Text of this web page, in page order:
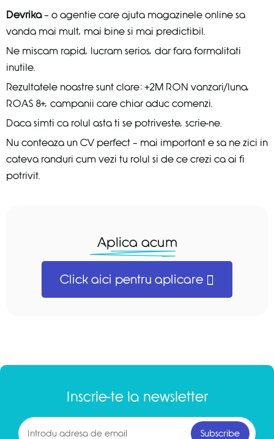
Devrika– o agentie care ajuta magazinele online sa
vanda mai mult, mai bine si mai predictibil.
Ne miscam rapid, lucram serios, dar fara formalitati
inutile.
Rezultatele noastre sunt clare: +2M RON vanzari/luna,
ROAS 8+, campanii care chiar aduc comenzi.
Daca simti ca rolul asta ti se potriveste, scrie-ne.
Nu conteaza un CV perfect – mai important e sa ne zici in
cateva randuri cum vezi tu rolul si de ce crezi ca ai fi
potrivit.
Aplica acum
Click aici pentru aplicare
Inscrie-te la newsletter